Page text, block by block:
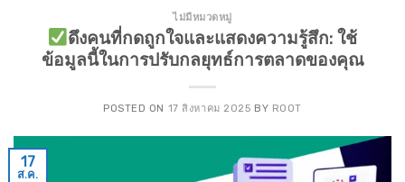
ไม่มีหมวดหมู่
ดึงคนที่กดถูกใจและแสดงความรู้สึก: ใช้
ข้อมูลนี้ในการปรับกลยุทธ์การตลาดของคุณ
POSTED ON 17 สิงหาคม 2025 BY ROOT
17
ส.ค.